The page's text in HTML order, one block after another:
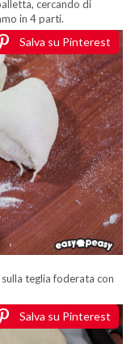
cercando di
in 4 parti.
Salva su Pinterest
teglia foderata con
Salva su Pinterest